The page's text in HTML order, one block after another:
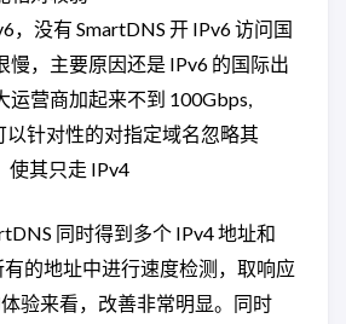
，没有 SmartDNS 开 IPv6 访问国
慢，主要原因还是 IPv6 的国际出
运营商加起来不到 100Gbps,
以针对性的对指定域名忽略其
使其只走 IPv4
同时得到多个 IPv4 地址和
的地址中进行速度检测，取响应
验来看，改善非常明显。同时